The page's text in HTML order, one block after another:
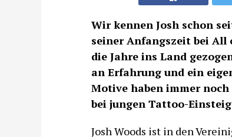
Wir kennen Josh schon
seiner Anfangszeit bei
die Jahre ins Land
an Erfahrung und ein
Motive haben immer
bei jungen Tattoo-
Josh Woods ist in den